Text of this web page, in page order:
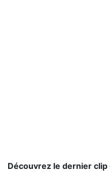
Découvrez le dernier clip